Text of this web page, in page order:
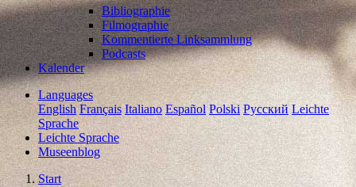
Bibliographie
Filmographie
Kommentierte Linksammlung
Podcasts
Kalender
Languages
English Français Italiano Español Polski Pусский Leichte
Sprache
Leichte Sprache
Museenblog
Start